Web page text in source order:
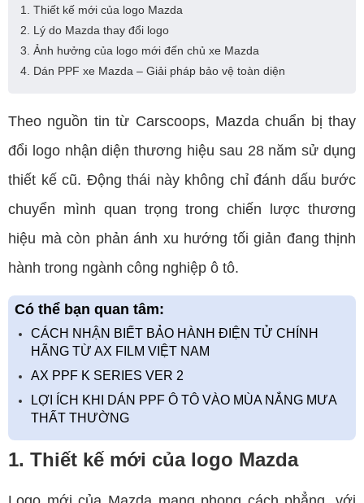
1. Thiết kế mới của logo Mazda
2. Lý do Mazda thay đổi logo
3. Ảnh hưởng của logo mới đến chủ xe Mazda
4. Dán PPF xe Mazda – Giải pháp bảo vệ toàn diện
Theo nguồn tin từ Carscoops, Mazda chuẩn bị thay
đổi logo nhận diện thương hiệu sau 28 năm sử dụng
thiết kế cũ. Động thái này không chỉ đánh dấu bước
chuyển mình quan trọng trong chiến lược thương
hiệu mà còn phản ánh xu hướng tối giản đang thịnh
hành trong ngành công nghiệp ô tô.
Có thể bạn quan tâm:
CÁCH NHẬN BIẾT BẢO HÀNH ĐIỆN TỬ CHÍNH
HÃNG TỪ AX FILM VIỆT NAM
AX PPF K SERIES VER 2
LỢI ÍCH KHI DÁN PPF Ô TÔ VÀO MÙA NẮNG MƯA
THẤT THƯỜNG
1. Thiết kế mới của logo Mazda